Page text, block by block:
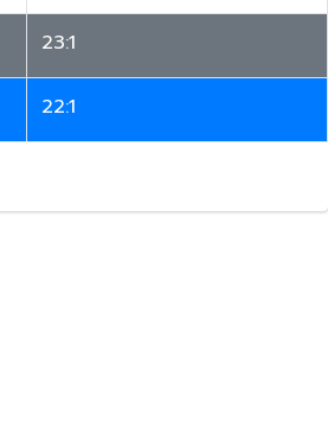
23:1
22:1